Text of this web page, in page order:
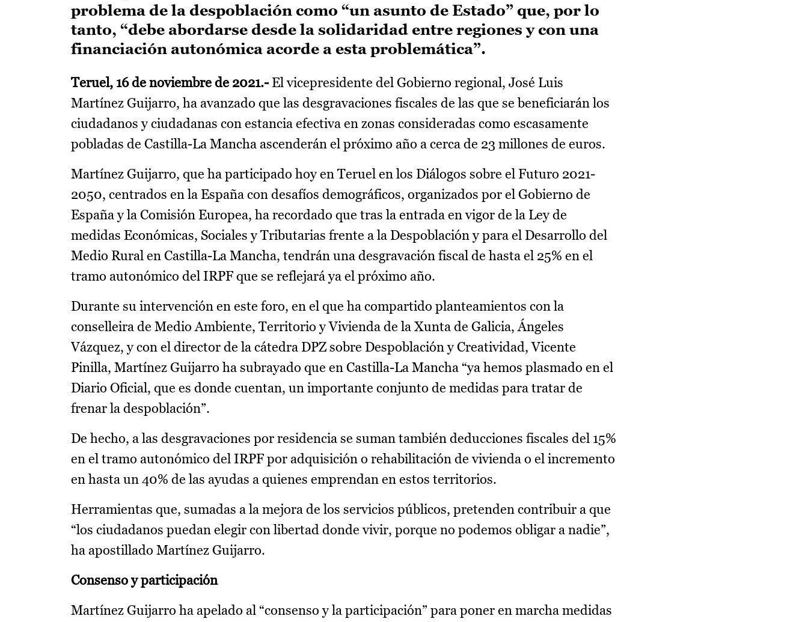
problema de la despoblación como “un asunto de Estado” que, por lo
tanto, “debe abordarse desde la solidaridad entre regiones y con una
financiación autonómica acorde a esta problemática”.
Teruel, 16 de noviembre de 2021.-El vicepresidente del Gobierno regional, José Luis
Martínez Guijarro, ha avanzado que las desgravaciones fiscales de las que se beneficiarán los
ciudadanos y ciudadanas con estancia efectiva en zonas consideradas como escasamente
pobladas de Castilla-La Mancha ascenderán el próximo año a cerca de 23 millones de euros.
Martínez Guijarro, que ha participado hoy en Teruel en los Diálogos sobre el Futuro 2021-
2050, centrados en la España con desafíos demográficos, organizados por el Gobierno de
España y la Comisión Europea, ha recordado que tras la entrada en vigor de la Ley de
medidas Económicas, Sociales y Tributarias frente a la Despoblación y para el Desarrollo del
Medio Rural en Castilla-La Mancha, tendrán una desgravación fiscal de hasta el 25% en el
tramo autonómico del IRPF que se reflejará ya el próximo año.
Durante su intervención en este foro, en el que ha compartido planteamientos con la
conselleira de Medio Ambiente, Territorio y Vivienda de la Xunta de Galicia, Ángeles
Vázquez, y con el director de la cátedra DPZ sobre Despoblación y Creatividad, Vicente
Pinilla, Martínez Guijarro ha subrayado que en Castilla-La Mancha “ya hemos plasmado en el
Diario Oficial, que es donde cuentan, un importante conjunto de medidas para tratar de
frenar la despoblación”.
De hecho, a las desgravaciones por residencia se suman también deducciones fiscales del 15%
en el tramo autonómico del IRPF por adquisición o rehabilitación de vivienda o el incremento
en hasta un 40% de las ayudas a quienes emprendan en estos territorios.
Herramientas que, sumadas a la mejora de los servicios públicos, pretenden contribuir a que
“los ciudadanos puedan elegir con libertad donde vivir, porque no podemos obligar a nadie”,
ha apostillado Martínez Guijarro.
Consenso y participación
Martínez Guijarro ha apelado al “consenso y la participación” para poner en marcha medidas